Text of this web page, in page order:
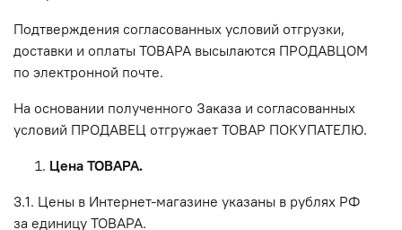
Подтверждения согласованных условий отгрузки,
доставки и оплаты ТОВАРА высылаются ПРОДАВЦОМ
по электронной почте.
На основании полученного Заказа и согласованных
условий ПРОДАВЕЦ отгружает ТОВАР ПОКУПАТЕЛЮ.
Цена ТОВАРА.
3.1. Цены в Интернет-магазине указаны в рублях РФ
за единицу ТОВАРА.